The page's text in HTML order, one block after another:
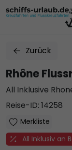
Zurück
Rhône
All Inklusive
Reise-ID: 14258
Merkliste
All Inklusiv an